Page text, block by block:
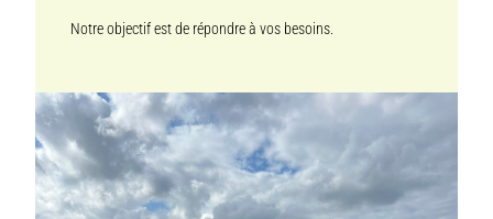
Notre objectif est de répondre à vos besoins.